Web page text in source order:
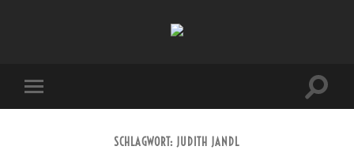
Menü
SCHLAGWORT: JUDITH JANDL